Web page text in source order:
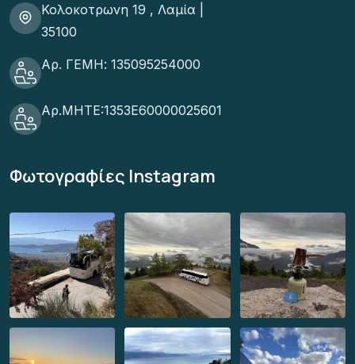
Κολοκοτρωνη 19 , Λαμία |
35100
Αρ. ΓΕΜΗ: 135095254000
Αρ.ΜΗΤΕ:1353Ε60000025601
Φωτογραφίες Instagram